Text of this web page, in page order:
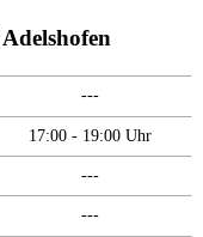
---
17:00 - 19:00 Uhr
---
---